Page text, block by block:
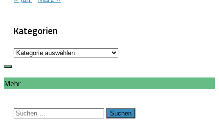
Kategorien
Kategorien
Mehr
Suchen